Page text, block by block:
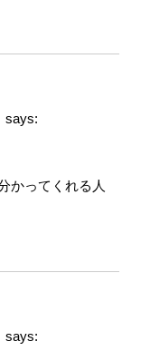
says:
かってくれる人
says: